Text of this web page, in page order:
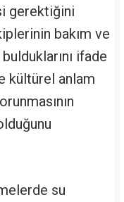
gerektiğini
bakım ve
ifade
kültürel anlam
su